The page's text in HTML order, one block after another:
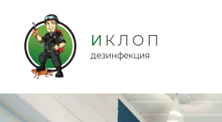
дезинфекция